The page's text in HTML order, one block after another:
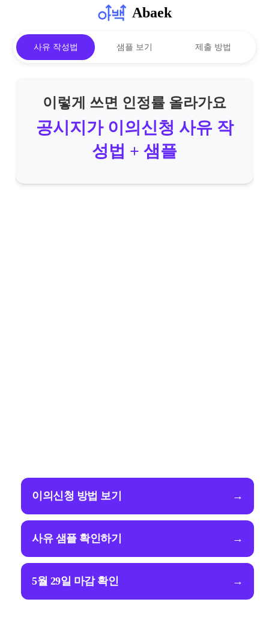
Abaek
사유 작성법 샘플 보기 제출 방법
이렇게 쓰면 인정률 올라가요
공시지가 이의신청 사유 작
성법 + 샘플
이의신청 방법 보기 →
사유 샘플 확인하기 →
5월 29일 마감 확인 →